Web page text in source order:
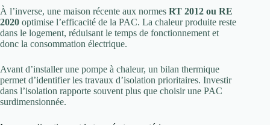
À l’inverse, une maison récente aux normes RT 2012 ou RE
2020 optimise l’efficacité de la PAC. La chaleur produite reste
dans le logement, réduisant le temps de fonctionnement et
donc la consommation électrique.
Avant d’installer une pompe à chaleur, un bilan thermique
permet d’identifier les travaux d’isolation prioritaires. Investir
dans l’isolation rapporte souvent plus que choisir une PAC
surdimensionnée.